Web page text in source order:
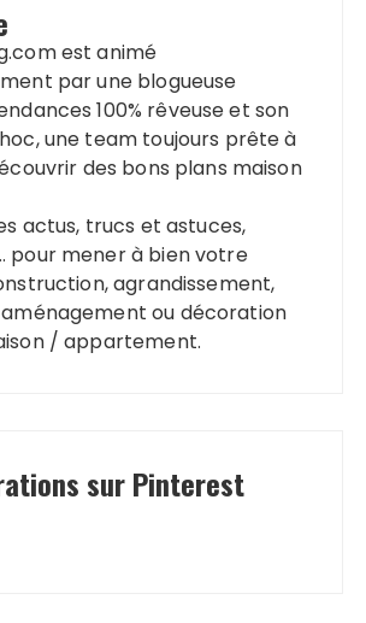
est animé
par une blogueuse
100% rêveuse et son
une team toujours prête à
des bons plans maison
actus, trucs et astuces,
pour mener à bien votre
agrandissement,
ou décoration
/ appartement.
sur Pinterest